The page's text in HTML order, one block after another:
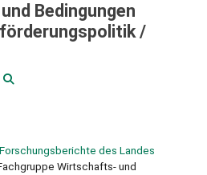
Bedingungen
/
des Landes
Wirtschafts- und